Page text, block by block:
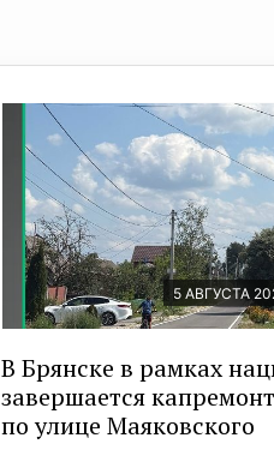
5 АВГУСТА
В Брянске в рамках
завершается
по улице Маяковского